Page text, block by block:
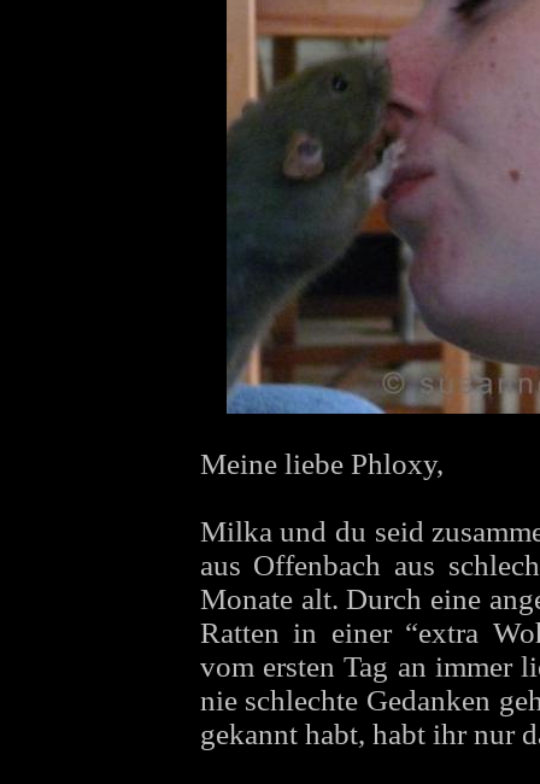
Meine liebe Phloxy,
Milka und du seid
aus Offenbach aus
Monate alt. Durch eine
Ratten in einer “extra
vom ersten Tag an immer
nie schlechte Gedanken
gekannt habt, habt ihr nur